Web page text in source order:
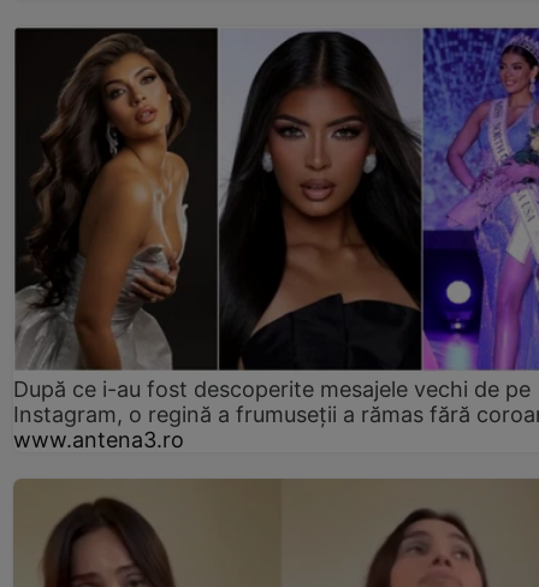
După ce i-au fost descoperite mesajele vechi de pe
Instagram, o regină a frumuseții a rămas fără
www.antena3.ro